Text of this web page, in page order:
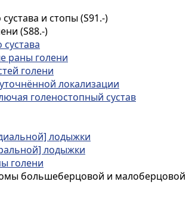
и стопы (S91.-)
(S88.-)
раны голени
голени
локализации
голеностопный сустав
лодыжки
лодыжки
голени
большеберцовой и малоберцовой